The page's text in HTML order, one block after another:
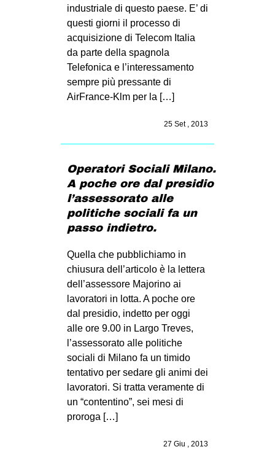
tw
bsky
ms
SEARCH
industriale di questo paese. E’ di
questi giorni il processo di
acquisizione di Telecom Italia
da parte della spagnola
Telefonica e l’interessamento
sempre più pressante di
AirFrance-Klm per la […]
25 Set , 2013
Operatori Sociali Milano.
A poche ore dal presidio
l’assessorato alle
politiche sociali fa un
passo indietro.
Quella che pubblichiamo in
chiusura dell’articolo è la lettera
dell’assessore Majorino ai
lavoratori in lotta. A poche ore
dal presidio, indetto per oggi
alle ore 9.00 in Largo Treves,
l’assessorato alle politiche
sociali di Milano fa un timido
tentativo per sedare gli animi dei
lavoratori. Si tratta veramente di
un “contentino”, sei mesi di
proroga […]
27 Giu , 2013